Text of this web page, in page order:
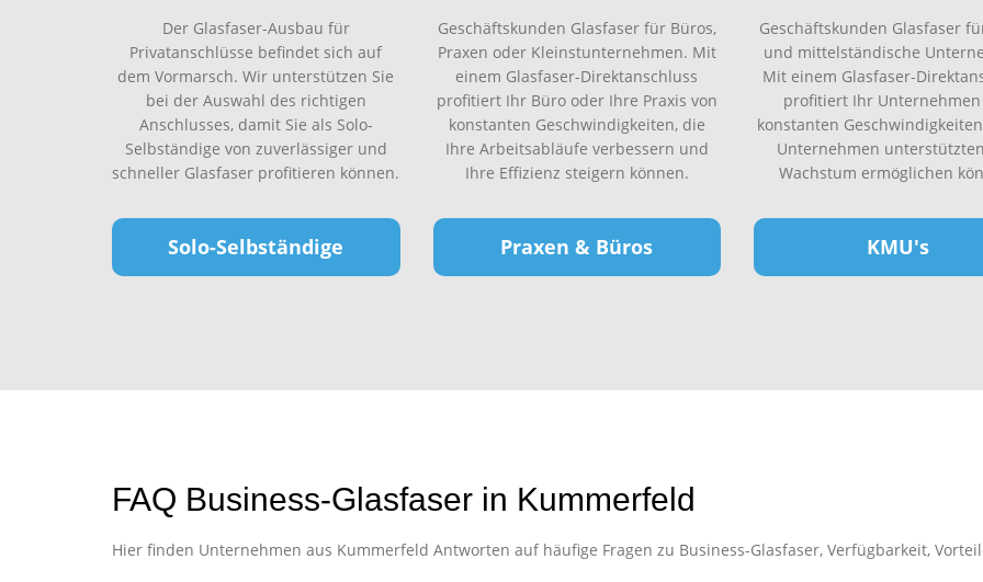
Der Glasfaser-Ausbau für
Privatanschlüsse befindet sich auf
dem Vormarsch. Wir unterstützen Sie
bei der Auswahl des richtigen
Anschlusses, damit Sie als Solo-
Selbständige von zuverlässiger und
schneller Glasfaser profitieren können.
Solo-Selbständige
Geschäftskunden Glasfaser für Büros,
Praxen oder Kleinstunternehmen. Mit
einem Glasfaser-Direktanschluss
profitiert Ihr Büro oder Ihre Praxis von
konstanten Geschwindigkeiten, die
Ihre Arbeitsabläufe verbessern und
Ihre Effizienz steigern können.
Praxen & Büros
Geschäftskunden Glasfaser
und mittelständische
Mit einem Glasfaser-
profitiert Ihr Unternehmen
konstanten
Unternehmen
Wachstum ermöglichen
KMU's
FAQ Business-Glasfaser in Kummerfeld
Hier finden Unternehmen aus Kummerfeld Antworten auf häufige Fragen zu Business-Glasfaser, Verfügbarkeit,